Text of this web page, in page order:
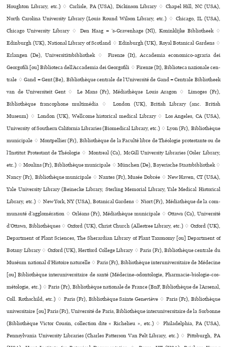
Houghton Library, etc.) ♢ Carlisle, PA (USA), Dickinson Library ♢ Chapel Hill, NC (USA),
North Carolina University Library (Louis Round Wilson Library, etc.) ♢ Chicago, IL (USA),
Chicago University Library ♢ Den Haag = ’s-Gravenhage (Nl), Koninklijke Bibliotheek ♢
Edinburgh (UK), National Library of Scotland ♢ Edinburgh (UK), Royal Botanical Gardens ♢
Erlangen (De), Universitätsbibliothek ♢ Firenze (It), Accademia eco­no­mico-agra­ria dei
Georgofili [ou] Biblioteca dell’Accademia dei Georgofili ♢ Firenze (It), Biblioteca nazio­nale cen­
trale ♢ Gand = Gent (Be), Bibliothèque centrale de l’Université de Gand = Centrale Bibliotheek
van de Universiteit Gent ♢ Le Mans (Fr), Médiathèque Louis Aragon ♢ Limoges (Fr),
Bibliothèque fran­co­phone mul­ti­mé­dia ♢ London (UK), British Library (anc. British
Museum) ♢ London (UK), Wellcome his­to­ri­cal medi­cal Library ♢ Los Angeles, CA (USA),
University of Southern California Libraries (Biomedical Library, etc.) ♢ Lyon (Fr), Bibliothèque
muni­ci­pale ♢ Montpellier (Fr), Bibliothèque de la Faculté libre de Théologie pro­tes­tante ou de
l’Institut Protestant de Théologie ♢ Montreal (Ca), McGill University Libraries (Osler Library,
etc.) ♢ Moulins (Fr), Bibliothèque muni­ci­pale ♢ München (De), Bayerische Staatsbibliothek ♢
Nancy (Fr), Bibliothèque muni­ci­pale ♢ Nantes (Fr), Musée Dobrée ♢ New Haven, CT (USA),
Yale University Library (Beinecke Library, Sterling Memorial Library, Yale Medical Historical
Library, etc.) ♢ New York, NY (USA), Botanical Gardens ♢ Niort (Fr), Médiathèque de la com­
mu­nauté d’agglo­mé­ra­tion ♢ Orléans (Fr), Médiathèque muni­ci­pale ♢ Ottawa (Ca), Université
d’Ottawa, Bibliothèques ♢ Oxford (UK), Christ Church (Allestree Library, etc.) ♢ Oxford (UK),
Department of Plant Sciences, The Sherardian Library of Plant Taxonomy [ou] Department of
Botany Library ♢ Oxford (UK), Hertford College Library ♢ Paris (Fr), Bibliothèque cen­trale du
Muséum natio­nal d’Histoire natu­relle ♢ Paris (Fr), Bibliothèque inte­ru­ni­ver­si­taire de Médecine
[ou] Bibliothèque inte­ru­ni­ver­si­taire de santé (Médecine-odon­to­lo­gie, Pharmacie-bio­lo­gie-cos­
mé­to­lo­gie, etc.) ♢ Paris (Fr), Bibliothèque nationale de France (BnF, Bibliothèque de l’Arsenal,
Coll. Rothschild, etc.) ♢ Paris (Fr), Bibliothèque Sainte Geneviève ♢ Paris (Fr), Bibliothèque
uni­ver­si­taire [ou] Paris (Fr), Université de Paris, Bibliothèque inte­ru­ni­ver­si­taire de la Sorbonne
(Bibliothèque Victor Cousin, collection dite « Richelieu », etc.) ♢ Philadelphia, PA (USA),
Pennsylvania University Libraries (Charles Patterson Van Pelt Library, etc.) ♢ Pittsburgh, PA